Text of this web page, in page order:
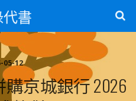
書
05-12
京城銀行 2026